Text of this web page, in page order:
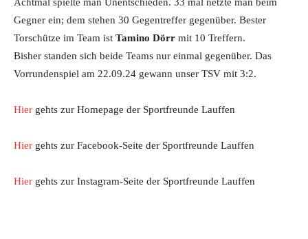
Gegner ein; dem stehen 30 Gegentreffer gegenüber. Bester
Torschütze im Team ist Tamino Dörr mit 10 Treffern.
Bisher standen sich beide Teams nur einmal gegenüber. Das
Vorrundenspiel am 22.09.24 gewann unser TSV mit 3:2.
Hier gehts zur Homepage der Sportfreunde Lauffen
Hier gehts zur Facebook-Seite der Sportfreunde Lauffen
Hier gehts zur Instagram-Seite der Sportfreunde Lauffen